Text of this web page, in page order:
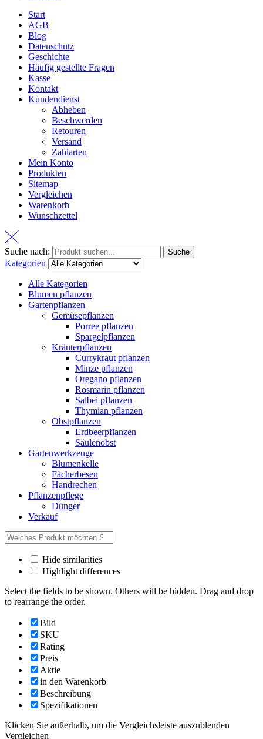
Start
AGB
Blog
Datenschutz
Geschichte
Häufig gestellte Fragen
Kasse
Kontakt
Kundendienst
Abheben
Beschwerden
Retouren
Versand
Zahlarten
Mein Konto
Produkten
Sitemap
Vergleichen
Warenkorb
Wunschzettel
Suche nach: Suche
Kategorien
Alle Kategorien
Blumen pflanzen
Gartenpflanzen
Gemüsepflanzen
Porree pflanzen
Spargelpflanzen
Kräuterpflanzen
Currykraut pflanzen
Minze pflanzen
Oregano pflanzen
Rosmarin pflanzen
Salbei pflanzen
Thymian pflanzen
Obstpflanzen
Erdbeerpflanzen
Säulenobst
Gartenwerkzeuge
Blumenkelle
Fächerbesen
Handrechen
Pflanzenpflege
Dünger
Verkauf
Hide similarities
Highlight differences
Select the fields to be shown. Others will be hidden. Drag and drop
to rearrange the order.
Bild
SKU
Rating
Preis
Aktie
in den Warenkorb
Beschreibung
Spezifikationen
Klicken Sie außerhalb, um die Vergleichsleiste auszublenden
Vergleichen